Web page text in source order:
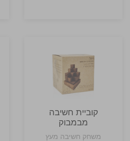
קוביית חשיבה
מבמבוק
משחק חשיבה מעץ